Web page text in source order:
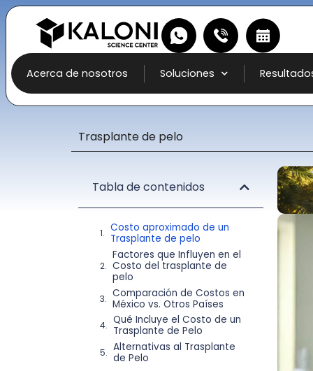
Acerca de nosotros Soluciones
Trasplante de pelo
Tabla de contenidos
Costo aproximado de un
Trasplante de pelo
Factores que Influyen en el
Costo del trasplante de
pelo
Comparación de Costos en
México vs. Otros Países
Qué Incluye el Costo de un
Trasplante de Pelo
Alternativas al Trasplante
de Pelo